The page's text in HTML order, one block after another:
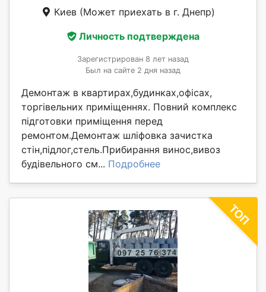
Киев (Может приехать в г. Днепр)
Личность подтверждена
Зарегистрирован 8 лет назад
Был на сайте 2 дня назад
Демонтаж в квартирах,будинках,офісах,
торгівельних приміщеннях. Повний комплекс
підготовки приміщення перед
ремонтом.Демонтаж шліфовка зачистка
стін,підлог,стель.Прибирання винос,вивоз
будівельного см... Подробнее